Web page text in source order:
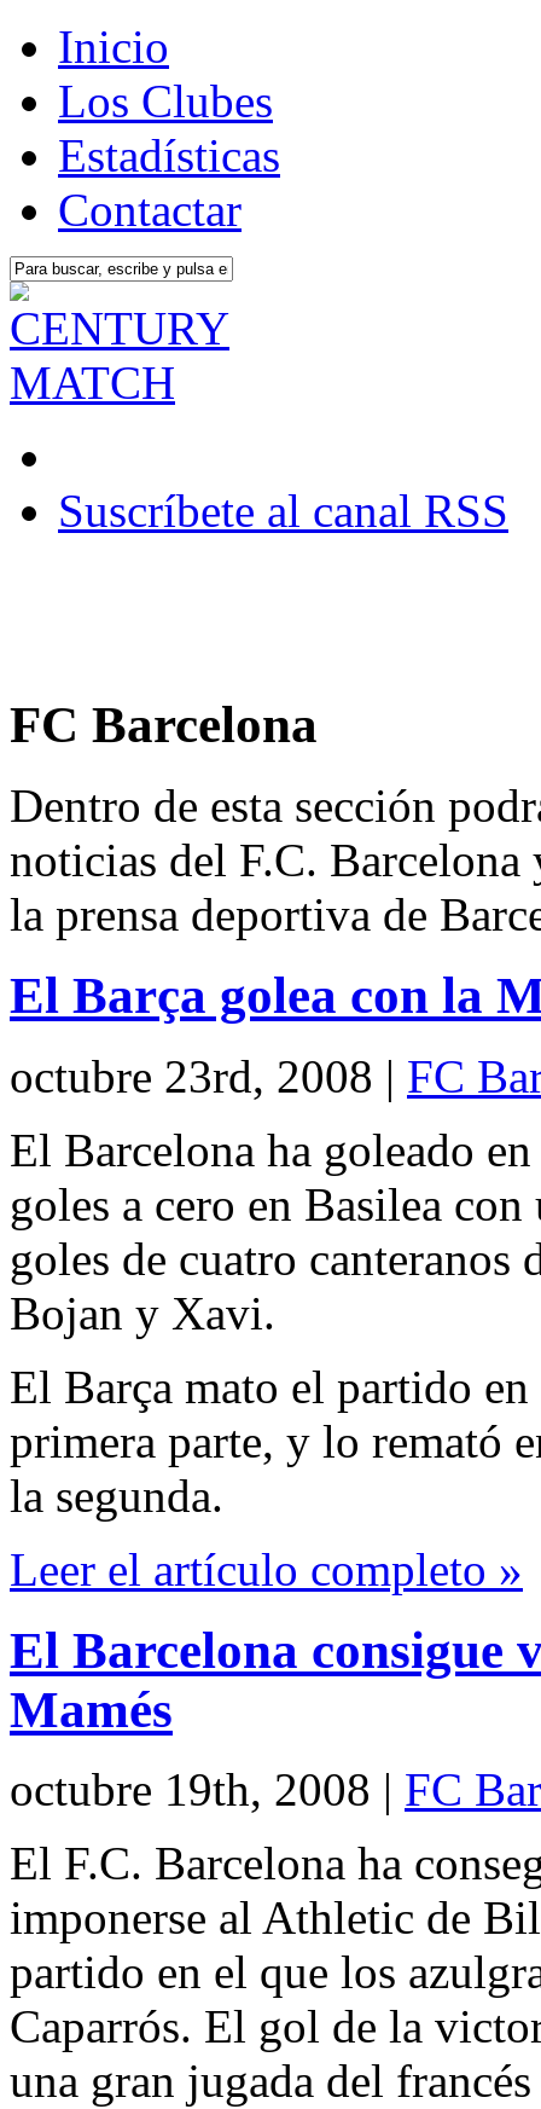
Inicio
Los Clubes
Estadísticas
Contactar
Suscríbete al canal RSS
FC Barcelona
Dentro de esta sección
noticias del F.C.
la prensa deportiva de
El Barça golea con la
octubre 23rd, 2008 | FC
El Barcelona ha goleado
goles a cero en Basilea
goles de cuatro canteranos
Bojan y Xavi.
El Barça mato el partido
primera parte, y lo remató
la segunda.
Leer el artículo completo »
El Barcelona consigue
Mamés
octubre 19th, 2008 | FC
El F.C. Barcelona ha
imponerse al Athletic de
partido en el que los
Caparrós. El gol de la
una gran jugada del